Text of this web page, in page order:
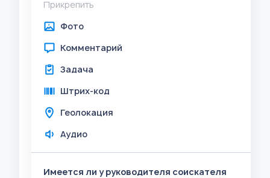
Прикрепить
Фото
Комментарий
Задача
Штрих-код
Геолокация
Аудио
Имеется ли у руководителя соискателя